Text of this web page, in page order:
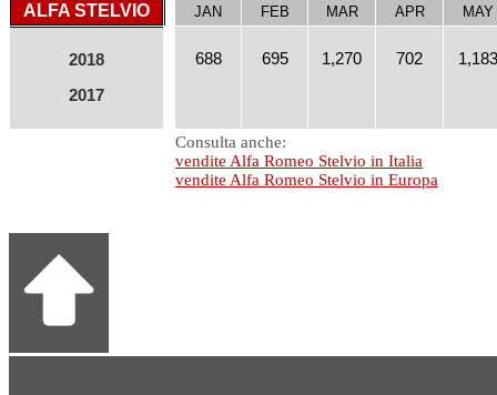
ALFA STELVIO JAN FEB MAR APR MAY
2018
2017
688 695 1,270 702 1,183
Consulta anche:
vendite Alfa Romeo Stelvio in Italia
vendite Alfa Romeo Stelvio in Europa